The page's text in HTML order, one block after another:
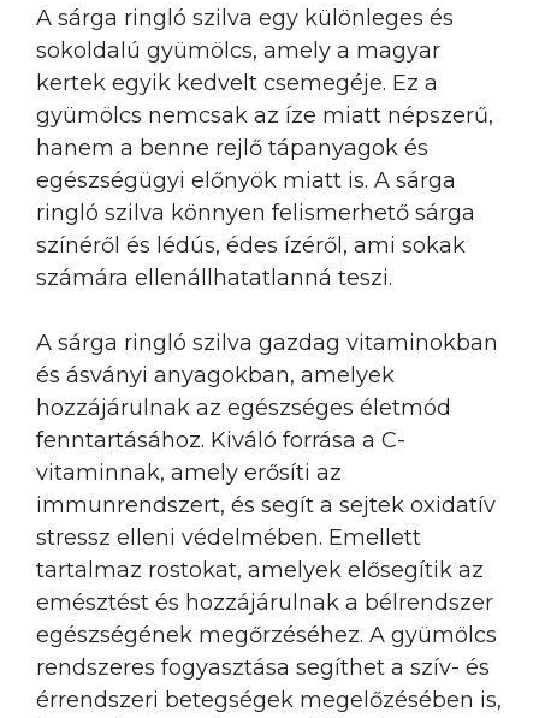
A sárga ringló szilva egy különleges és
sokoldalú gyümölcs, amely a magyar
kertek egyik kedvelt csemegéje. Ez a
gyümölcs nemcsak az íze miatt népszerű,
hanem a benne rejlő tápanyagok és
egészségügyi előnyök miatt is. A sárga
ringló szilva könnyen felismerhető sárga
színéről és lédús, édes ízéről, ami sokak
számára ellenállhatatlanná teszi.
A sárga ringló szilva gazdag vitaminokban
és ásványi anyagokban, amelyek
hozzájárulnak az egészséges életmód
fenntartásához. Kiváló forrása a C-
vitaminnak, amely erősíti az
immunrendszert, és segít a sejtek oxidatív
stressz elleni védelmében. Emellett
tartalmaz rostokat, amelyek elősegítik az
emésztést és hozzájárulnak a bélrendszer
egészségének megőrzéséhez. A gyümölcs
rendszeres fogyasztása segíthet a szív- és
érrendszeri betegségek megelőzésében is,